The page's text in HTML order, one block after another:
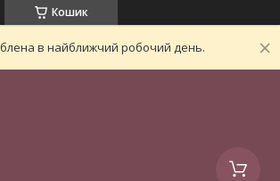
Кошик
в найближчий робочий день.